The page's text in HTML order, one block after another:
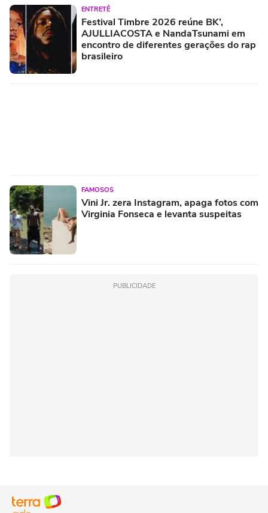
ENTRETÊ
Festival Timbre 2026 reúne BK’,
AJULLIACOSTA e NandaTsunami em
encontro de diferentes gerações do rap
brasileiro
FAMOSOS
Vini Jr. zera Instagram, apaga fotos com
Virginia Fonseca e levanta suspeitas
PUBLICIDADE